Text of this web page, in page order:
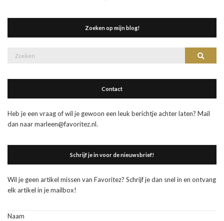
Zoeken op mijn blog!
Zoek
Contact
Heb je een vraag of wil je gewoon een leuk berichtje achter laten? Mail
dan naar marleen@favoritez.nl.
Schrijf je in voor de nieuwsbrief!
Wil je geen artikel missen van Favoritez? Schrijf je dan snel in en ontvang
elk artikel in je mailbox!
Naam